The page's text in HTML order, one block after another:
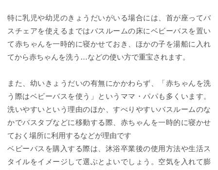
特に乳児や幼児のきょうだいがいる場合には、首が座ってバ
スチェアを使えるまではバスルームの床にベビーバスを置い
て赤ちゃんを一時的に寝かせておき、ほかの子を湯船に入れ
てから赤ちゃんを洗う…などの使い方で重宝されます。
また、幼いきょうだいの有無にかかわらず、「赤ちゃんを洗
う際はベビーバスを使う」というママ・パパも多くいます。
洗いやすいという理由のほか、すべりやすいバスルームのな
かでバスタブなどに移動する際、赤ちゃんを一時的に寝かせ
ておく場所に利用するなどが理由です
ベビーバスを購入する際は、沐浴卒業後の使用方法や生活ス
タイルをイメージして選ぶとよいでしょう。空気を入れて膨